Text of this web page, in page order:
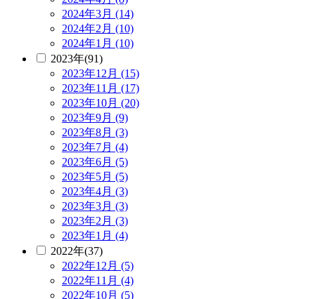
2024年3月 (14)
2024年2月 (10)
2024年1月 (10)
2023年(91)
2023年12月 (15)
2023年11月 (17)
2023年10月 (20)
2023年9月 (9)
2023年8月 (3)
2023年7月 (4)
2023年6月 (5)
2023年5月 (5)
2023年4月 (3)
2023年3月 (3)
2023年2月 (3)
2023年1月 (4)
2022年(37)
2022年12月 (5)
2022年11月 (4)
2022年10月 (5)